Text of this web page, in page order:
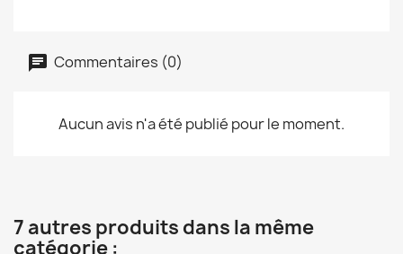
Commentaires (0)
Aucun avis n'a été publié pour le moment.
7 autres produits dans la même
catégorie :